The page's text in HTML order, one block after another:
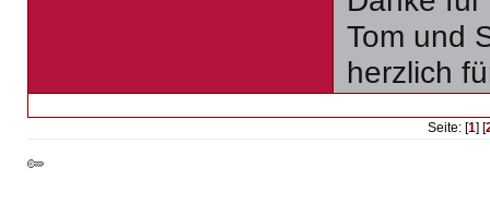
Tom und
herzlich
Seite: [1] [